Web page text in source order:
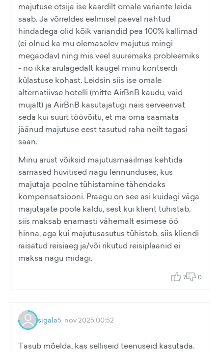
majutuse otsija ise kaardilt omale variante leida
saab. Ja võrreldes eelmisel päeval nähtud
hindadega olid kõik variandid pea 100% kallimad
(ei olnud ka mu olemasolev majutus mingi
megaodav) ning mis veel suuremaks probleemiks
- no ikka arulagedalt kaugel minu kontserdi
külastuse kohast. Leidsin siis ise omale
alternatiivse hotelli (mitte AirBnB kaudu, vaid
mujalt) ja AirBnB kasutajatugi näis serveerivat
seda kui suurt töövõitu, et ma oma saamata
jäänud majutuse eest tasutud raha neilt tagasi
saan.
Minu arust võiksid majutusmaailmas kehtida
sarnased hüvitised nagu lennunduses, kus
majutaja poolne tühistamine tähendaks
kompensatsiooni. Praegu on see asi kuidagi väga
majutajate poole kaldu, sest kui klient tühistab,
siis maksab enamasti vähemalt esimese öö
hinna, aga kui majutusasutus tühistab, siis kliendi
raisatud reisiaeg ja/või rikutud reisiplaanid ei
maksa nagu midagi.
7 0
sigala5. nov 2025 00:52
Tasub mõelda, kas selliseid teenuseid kasutada.